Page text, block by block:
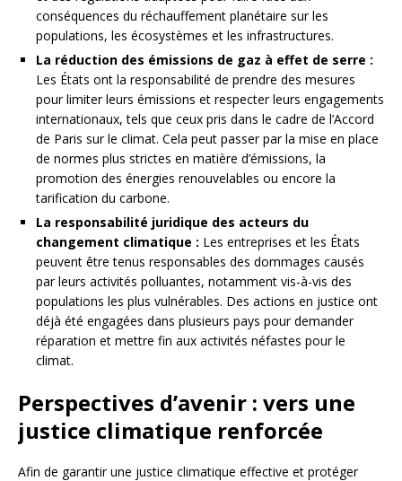
conséquences du réchauffement planétaire sur les
populations, les écosystèmes et les infrastructures.
La réduction des émissions de gaz à effet de serre :
Les États ont la responsabilité de prendre des mesures
pour limiter leurs émissions et respecter leurs engagements
internationaux, tels que ceux pris dans le cadre de l’Accord
de Paris sur le climat. Cela peut passer par la mise en place
de normes plus strictes en matière d’émissions, la
promotion des énergies renouvelables ou encore la
tarification du carbone.
La responsabilité juridique des acteurs du
changement climatique : Les entreprises et les États
peuvent être tenus responsables des dommages causés
par leurs activités polluantes, notamment vis-à-vis des
populations les plus vulnérables. Des actions en justice ont
déjà été engagées dans plusieurs pays pour demander
réparation et mettre fin aux activités néfastes pour le
climat.
Perspectives d’avenir : vers une
justice climatique renforcée
Afin de garantir une justice climatique effective et protéger